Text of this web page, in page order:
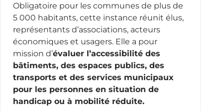
Obligatoire pour les communes de plus de
5 000 habitants, cette instance réunit élus,
représentants d’associations, acteurs
économiques et usagers. Elle a pour
mission d’évaluer l’accessibilité des
bâtiments, des espaces publics, des
transports et des services municipaux
pour les personnes en situation de
handicap ou à mobilité réduite.